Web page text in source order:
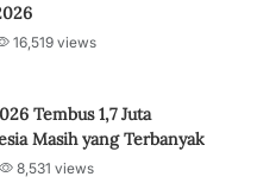
16,519 views
Tembus 1,7 Juta
Masih yang Terbanyak
8,531 views